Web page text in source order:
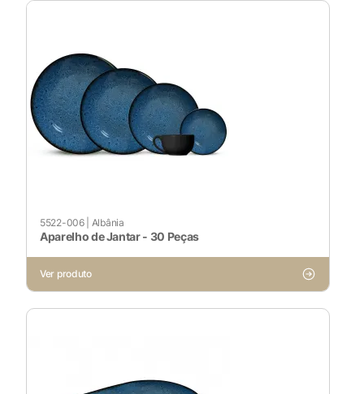
5522-006| Albânia
Aparelho de Jantar - 30 Peças
Ver produto